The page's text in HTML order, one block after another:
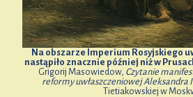
Na obszarze Imperium Rosyjskiego
nastąpiło znacznie później niż w
Grigorij Masowiedow, Czytanie
reformy uwłaszczeniowej Aleksandra
Tietiakowskiej w